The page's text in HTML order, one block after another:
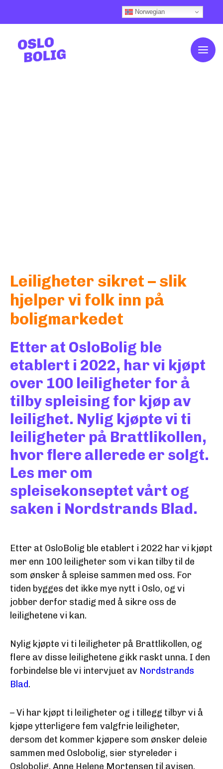
Norwegian
Leiligheter sikret – slik
hjelper vi folk inn på
boligmarkedet
Etter at OsloBolig ble
etablert i 2022, har vi kjøpt
over 100 leiligheter for å
tilby spleising for kjøp av
leilighet. Nylig kjøpte vi ti
leiligheter på Brattlikollen,
hvor flere allerede er solgt.
Les mer om
spleisekonseptet vårt og
saken i Nordstrands Blad.
Etter at OsloBolig ble etablert i 2022 har vi kjøpt
mer enn 100 leiligheter som vi kan tilby til de
som ønsker å spleise sammen med oss. For
tiden bygges det ikke mye nytt i Oslo, og vi
jobber derfor stadig med å sikre oss de
leilighetene vi kan.
Nylig kjøpte vi ti leiligheter på Brattlikollen, og
flere av disse leilighetene gikk raskt unna. I den
forbindelse ble vi intervjuet av Nordstrands
Blad.
– Vi har kjøpt ti leiligheter og i tillegg tilbyr vi å
kjøpe ytterligere fem valgfrie leiligheter,
dersom det kommer kjøpere som ønsker deleie
sammen med Oslobolig, sier styreleder i
Oslobolig, Anne Helene Mortensen til avisen.